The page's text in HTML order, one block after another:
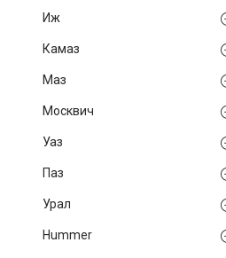
Иж
Камаз
Маз
Москвич
Уаз
Паз
Урал
Hummer